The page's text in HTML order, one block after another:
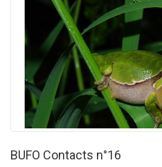
BUFO Contacts n°16